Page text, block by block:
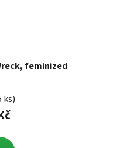
feminized
ks)